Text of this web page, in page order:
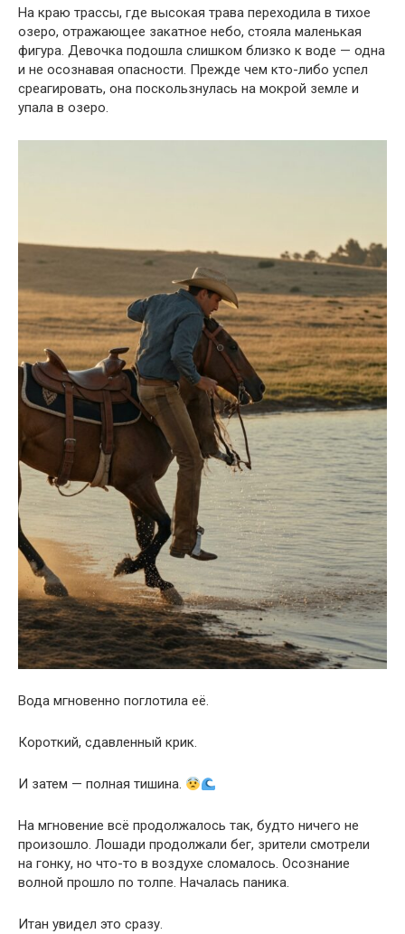
На краю трассы, где высокая трава переходила в тихое
озеро, отражающее закатное небо, стояла маленькая
фигура. Девочка подошла слишком близко к воде — одна
и не осознавая опасности. Прежде чем кто-либо успел
среагировать, она поскользнулась на мокрой земле и
упала в озеро.
Вода мгновенно поглотила её.
Короткий, сдавленный крик.
И затем — полная тишина.
На мгновение всё продолжалось так, будто ничего не
произошло. Лошади продолжали бег, зрители смотрели
на гонку, но что-то в воздухе сломалось. Осознание
волной прошло по толпе. Началась паника.
Итан увидел это сразу.